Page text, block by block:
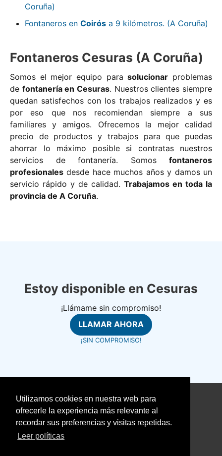
Utilizamos cookies en nuestra web para
ofrecerle la experiencia más relevante al
recordar sus preferencias y visitas repetidas.
Leer políticas
Coruña)
Fontaneros en Coirós a 9 kilómetros. (A Coruña)
Fontaneros Cesuras (A Coruña)
Somos el mejor equipo parasolucionar problemas
de fontanería en Cesuras. Nuestros clientes siempre
quedan satisfechos con los trabajos realizados y es
por eso que nos recomiendan siempre a sus
familiares y amigos. Ofrecemos la mejor calidad
precio de productos y trabajos para que puedas
ahorrar lo máximo posible si contratas nuestros
servicios de fontanería. Somos fontaneros
profesionales desde hace muchos años y damos un
servicio rápido y de calidad. Trabajamos en toda la
provincia de A Coruña.
Estoy disponible en Cesuras
¡Llámame sin compromiso!
LLAMAR AHORA
¡SIN COMPROMISO!
©fontanerosrapidos.com
Aviso Legal